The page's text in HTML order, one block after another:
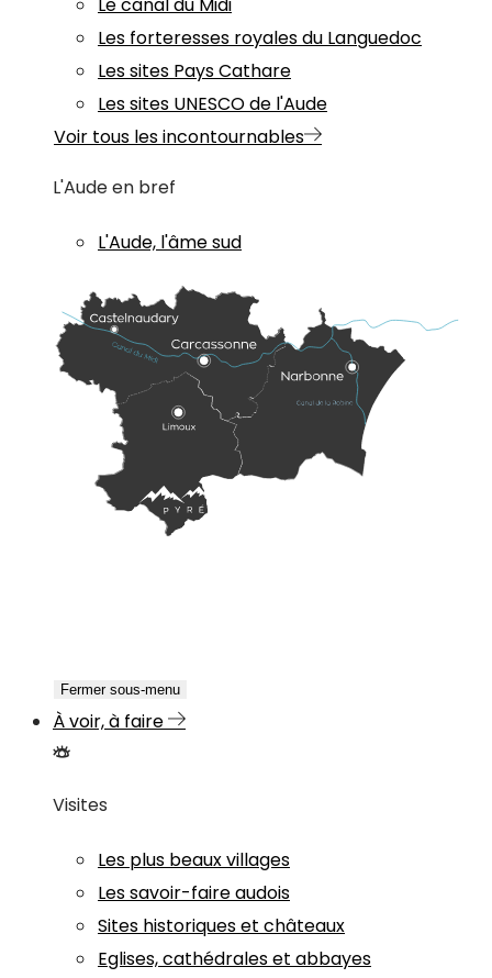
Les forteresses royales du Languedoc
Les sites Pays Cathare
Les sites UNESCO de l'Aude
Voir tous les incontournables
L'Aude en bref
L'Aude, l'âme sud
Fermer sous-menu
À voir, à faire
Visites
Les plus beaux villages
Les savoir-faire audois
Sites historiques et châteaux
Eglises, cathédrales et abbayes